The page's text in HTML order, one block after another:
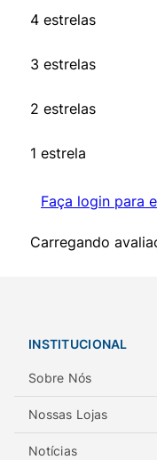
4 estrelas
3 estrelas
2 estrelas
1 estrela
Faça login para
Carregando
INSTITUCIONAL
Sobre Nós
Nossas Lojas
Notícias